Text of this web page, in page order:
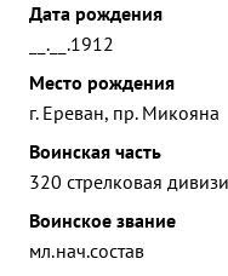
Дата рождения
__.__.1912
Место рождения
г. Ереван, пр. Микояна
Воинская часть
320 стрелковая
Воинское звание
мл.нач.состав